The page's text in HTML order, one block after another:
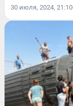
30 июля, 2024, 21:10